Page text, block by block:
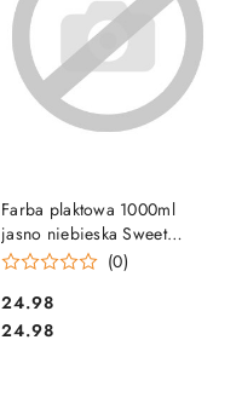
Farba plaktowa 1000ml
jasno niebieska Sweet
Colours 60300 OTOCKI
(0)
Cena:
24.98
Cena:
24.98
DO KOSZYKA